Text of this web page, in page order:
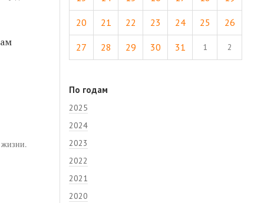
20 21 22 23 24 25 26
27 28 29 30 31 1 2
По годам
2025
2024
2023
2022
2021
2020